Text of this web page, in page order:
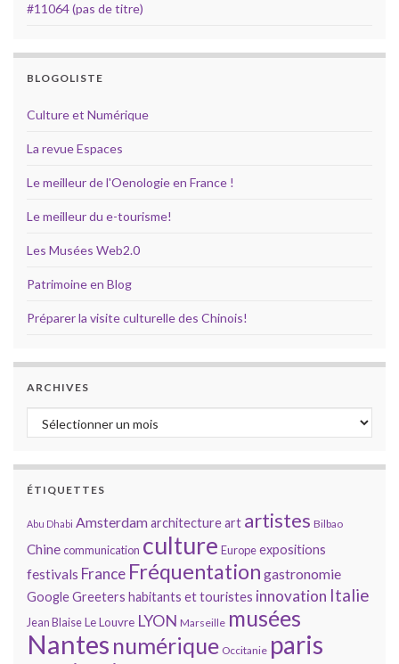
#11064 (pas de titre)
BLOGOLISTE
Culture et Numérique
La revue Espaces
Le meilleur de l'Oenologie en France !
Le meilleur du e-tourisme!
Les Musées Web2.0
Patrimoine en Blog
Préparer la visite culturelle des Chinois!
ARCHIVES
Archives
ÉTIQUETTES
Abu Dhabi Amsterdamarchitectureart artistes Bilbao
Chinecommunication culture Europeexpositions
festivals France Fréquentation gastronomie
GoogleGreeters habitants et touristes innovation Italie
Jean BlaiseLe Louvre LYON Marseille musées
Nantes numérique Occitanie paris